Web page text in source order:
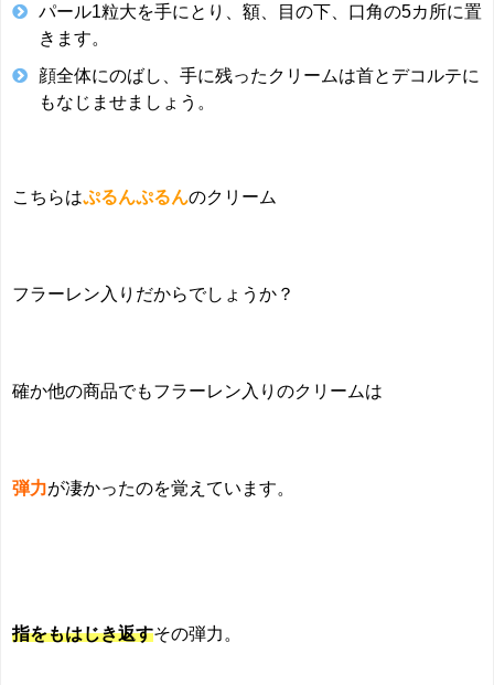
パール1粒大を手にとり、額、目の下、口角の5カ所に置
きます。
顔全体にのばし、手に残ったクリームは首とデコルテに
もなじませましょう。
こちらはぷるんぷるんのクリーム
フラーレン入りだからでしょうか？
確か他の商品でもフラーレン入りのクリームは
弾力が凄かったのを覚えています。
指をもはじき返すその弾力。